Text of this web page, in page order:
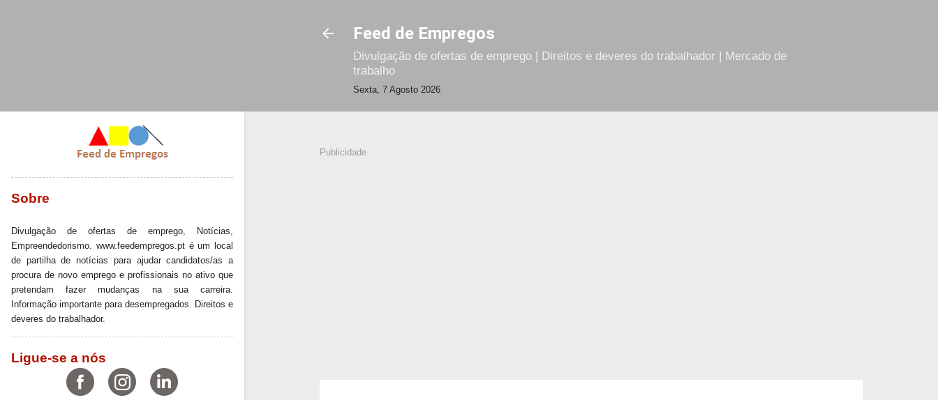
Feed de Empregos
Divulgação de ofertas de emprego | Direitos e deveres do trabalhador | Mercado de
trabalho
Sexta, 7 Agosto 2026
Publicidade
Sobre
Divulgação de ofertas de emprego, Notícias,
Empreendedorismo. www.feedempregos.pt é um local
de partilha de notícias para ajudar candidatos/as a
procura de novo emprego e profissionais no ativo que
pretendam fazer mudanças na sua carreira.
Informação importante para desempregados. Direitos e
deveres do trabalhador.
Ligue-se a nós